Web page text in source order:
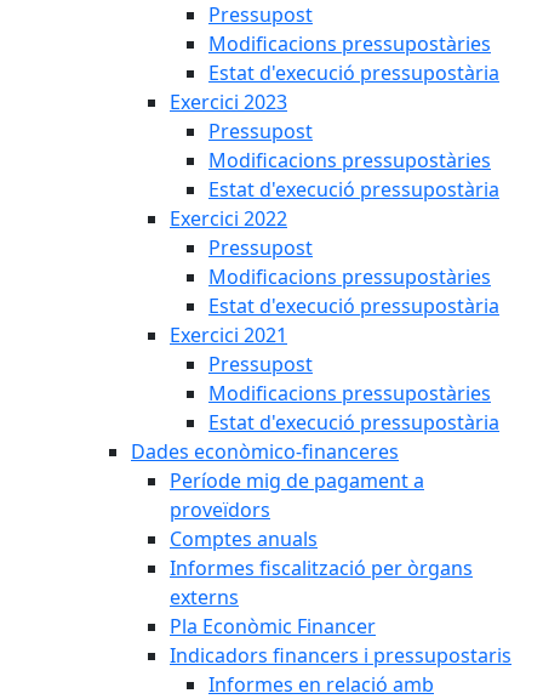
Pressupost
Modificacions pressupostàries
Estat d'execució pressupostària
Exercici 2023
Pressupost
Modificacions pressupostàries
Estat d'execució pressupostària
Exercici 2022
Pressupost
Modificacions pressupostàries
Estat d'execució pressupostària
Exercici 2021
Pressupost
Modificacions pressupostàries
Estat d'execució pressupostària
Dades econòmico-financeres
Període mig de pagament a
proveïdors
Comptes anuals
Informes fiscalització per òrgans
externs
Pla Econòmic Financer
Indicadors financers i pressupostaris
Informes en relació amb